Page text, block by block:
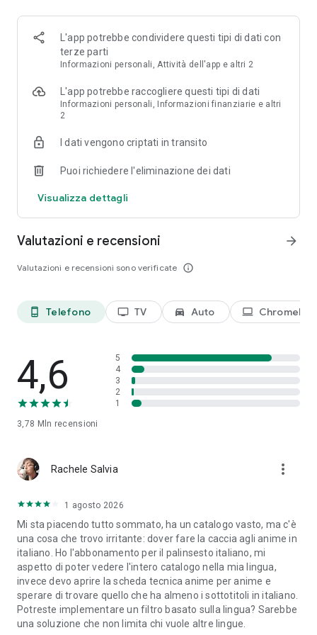
STREAM THE LARGEST ANIME LIBRARY
Over 2,000 titles available, including Crunchyroll exclusives,
such as Solo Leveling, Kaiju No. 8, Gachiakuta, Tower of God,
ANIME SHOWS
■ One Piece
■ Solo Leveling
■ Attack on Titan
■ My Hero Academia
■ Frieren: Beyond Journey’s End
■ The Apothecary Diaries
■ Dan Da Dan
■ Jujutsu Kaisen
■ Demon Slayer
■ And more
■ Dragon Ball Super: Super Hero
■ Jujutsu Kaisen 0
■ My Hero Academia: You’re Next
■ Demon Slayer: Mugen Train
■ One Piece Film Red
DOWNLOAD NOW AND START WATCHING THE BEST ANIME
IN-APP PURCHASING AND AUTO-PAY INFO
■ Your account will be automatically charged upon confirming
membership.
■ Membership auto-renews unless turned off at least 24
hours before renewal.
■ Your account will be charged monthly for renewal within 24
hours before the current period ends.
■ Subscription pricing may vary based on region and selected
L'app potrebbe condividere questi tipi di dati con
terze parti
Informazioni personali, Attività dell'app e altri 2
L'app potrebbe raccogliere questi tipi di dati
Informazioni personali, Informazioni finanziarie e altri
2
I dati vengono criptati in transito
Puoi richiedere l'eliminazione dei dati
Visualizza dettagli
Valutazioni e recensioni
Valutazioni e recensioni sono verificate info_outline
arrow_forward
phone_android Telefono tv TV directions_car_filled Auto laptop
4,6
3,78 Mln recensioni
5
4
3
2
1
Rachele Salvia more_vert
1 agosto 2026
Mi sta piacendo tutto sommato, ha un catalogo vasto, ma c'è
una cosa che trovo irritante: dover fare la caccia agli anime in
italiano. Ho l'abbonamento per il palinsesto italiano, mi
aspetto di poter vedere l'intero catalogo nella mia lingua,
invece devo aprire la scheda tecnica anime per anime e
sperare di trovare quello che ha almeno i sottotitoli in italiano.
Potreste implementare un filtro basato sulla lingua? Sarebbe
una soluzione che non limita chi vuole altre lingue.